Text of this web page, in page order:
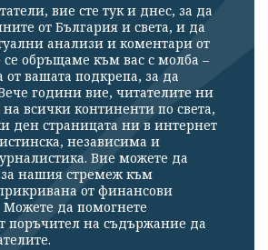
вие сте тук и днес, за да
от България и света, и да
анализи и коментари от
се обръщаме към вас с молба –
вашата подкрепа, за да
години вие, читателите ни
всички континенти по света,
ден страницата ни в интернет
независима и
Вие можете да
нашия стремеж към
от финансови
Можете да помогнете
поръчител на съдържание да